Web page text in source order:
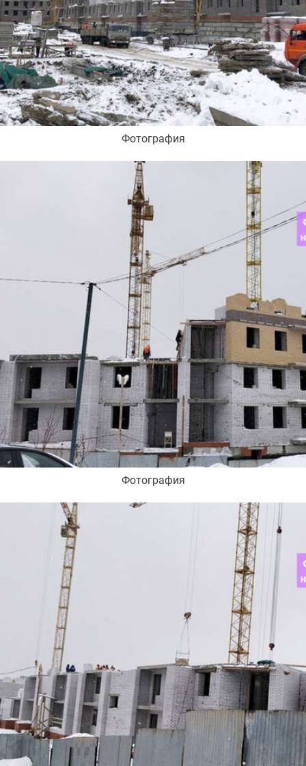
Фотография
Фотография